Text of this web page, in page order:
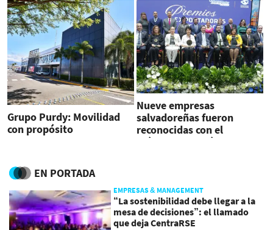
Grupo Purdy: Movilidad
con propósito
Nueve empresas
salvadoreñas fueron
reconocidas con el
máximo galardón de los
EN PORTADA
EMPRESAS & MANAGEMENT
“La sostenibilidad debe llegar a la
mesa de decisiones”: el llamado
que deja CentraRSE